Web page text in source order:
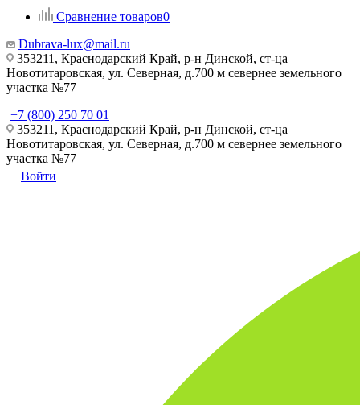
Сравнение товаров0
Dubrava-lux@mail.ru
353211, Краснодарский Край, р-н Динской, ст-ца
Новотитаровская, ул. Северная, д.700 м севернее земельного
участка №77
+7 (800) 250 70 01
353211, Краснодарский Край, р-н Динской, ст-ца
Новотитаровская, ул. Северная, д.700 м севернее земельного
участка №77
Войти